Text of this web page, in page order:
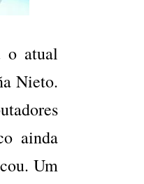
o atual
Nieto.
ainda
Um